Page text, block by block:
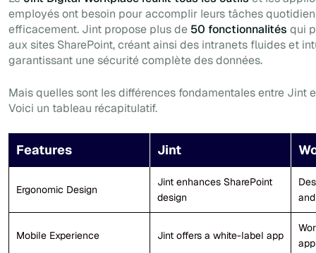
employés ont besoin pour accomplir leurs tâches
efficacement. Jint propose plus de 50 fonctionnalités qui
aux sites SharePoint, créant ainsi des intranets fluides et
garantissant une sécurité complète des données.
Mais quelles sont les différences fondamentales entre Jint
Voici un tableau récapitulatif.
Features Jint
Ergonomic Design
Jint enhances SharePoint
design
Mobile Experience Jint offers a white-label app
app